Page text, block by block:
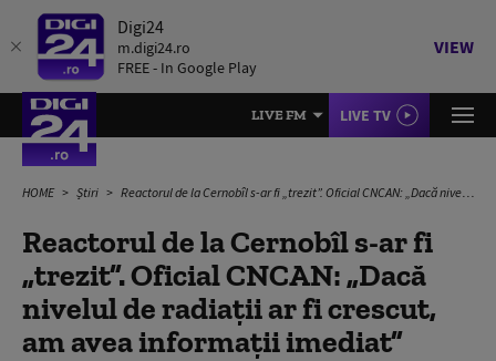
Digi24
m.digi24.ro
FREE - In Google Play
VIEW
LIVE FM LIVE TV
HOME Știri Reactorul de la Cernobîl s-ar fi „trezit”. Oficial CNCAN: „Dacă nivelul de radiații ar fi crescut, am avea informații imediat”
Reactorul de la Cernobîl s-ar fi
„trezit”. Oficial CNCAN: „Dacă
nivelul de radiații ar fi crescut,
am avea informații imediat”